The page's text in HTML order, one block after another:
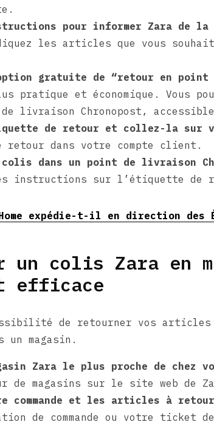
pour informer Zara de
les articles que vous
gratuite de “retour en
pratique et économique. Vous
livraison Chronopost,
de retour et collez-la sur
retour dans votre compte client.
colis dans un point de livraison
instructions sur l’étiquette de
expédie-t-il en direction des
un colis Zara en
efficace
de retourner vos articles
un magasin.
Zara le plus proche de chez
de magasins sur le site web de
commande et les articles à
de commande ou votre ticket